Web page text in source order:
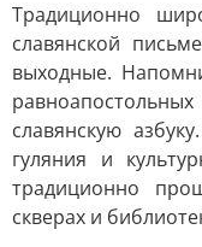
Традиционно
славянской
выходные.
славянскую
гуляния и
традиционно
скверах и